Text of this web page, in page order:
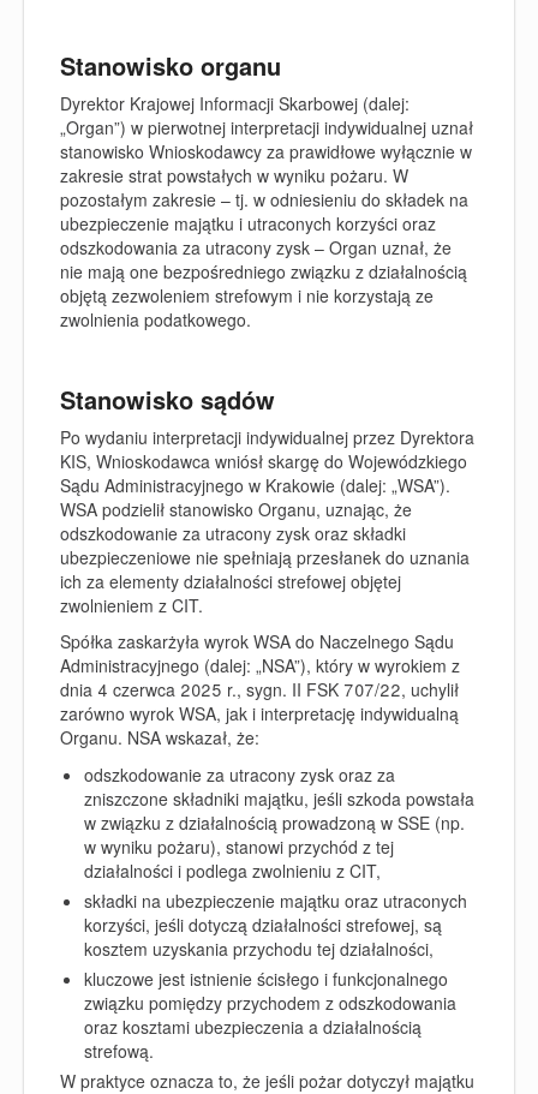
Stanowisko organu
Dyrektor Krajowej Informacji Skarbowej (dalej:
„Organ”) w pierwotnej interpretacji indywidualnej uznał
stanowisko Wnioskodawcy za prawidłowe wyłącznie w
zakresie strat powstałych w wyniku pożaru. W
pozostałym zakresie – tj. w odniesieniu do składek na
ubezpieczenie majątku i utraconych korzyści oraz
odszkodowania za utracony zysk – Organ uznał, że
nie mają one bezpośredniego związku z działalnością
objętą zezwoleniem strefowym i nie korzystają ze
zwolnienia podatkowego.
Stanowisko sądów
Po wydaniu interpretacji indywidualnej przez Dyrektora
KIS, Wnioskodawca wniósł skargę do Wojewódzkiego
Sądu Administracyjnego w Krakowie (dalej: „WSA”).
WSA podzielił stanowisko Organu, uznając, że
odszkodowanie za utracony zysk oraz składki
ubezpieczeniowe nie spełniają przesłanek do uznania
ich za elementy działalności strefowej objętej
zwolnieniem z CIT.
Spółka zaskarżyła wyrok WSA do Naczelnego Sądu
Administracyjnego (dalej: „NSA”), który w wyrokiem z
dnia 4 czerwca 2025 r., sygn. II FSK 707/22, uchylił
zarówno wyrok WSA, jak i interpretację indywidualną
Organu. NSA wskazał, że:
odszkodowanie za utracony zysk oraz za
zniszczone składniki majątku, jeśli szkoda powstała
w związku z działalnością prowadzoną w SSE (np.
w wyniku pożaru), stanowi przychód z tej
działalności i podlega zwolnieniu z CIT,
składki na ubezpieczenie majątku oraz utraconych
korzyści, jeśli dotyczą działalności strefowej, są
kosztem uzyskania przychodu tej działalności,
kluczowe jest istnienie ścisłego i funkcjonalnego
związku pomiędzy przychodem z odszkodowania
oraz kosztami ubezpieczenia a działalnością
strefową.
W praktyce oznacza to, że jeśli pożar dotyczył majątku